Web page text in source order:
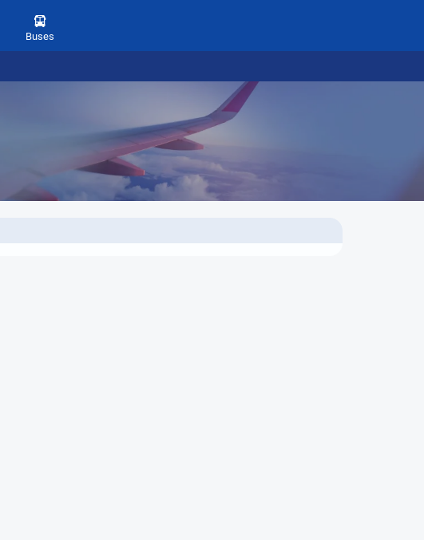
Buses